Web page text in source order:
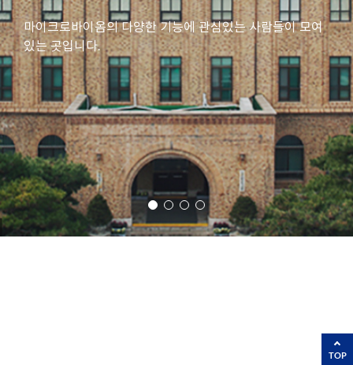
마이크로바이옴의 다양한 기능에 관심있는 사람들이 모여
있는 곳입니다.
TOP